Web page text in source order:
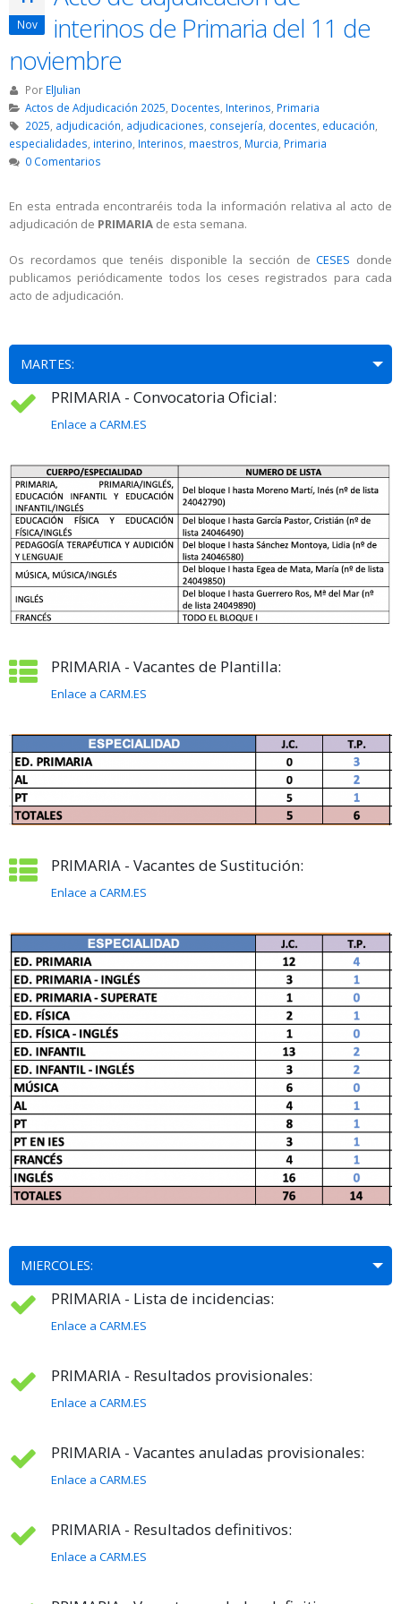
Nov
interinos de Primaria del 11 de
noviembre
Por ElJulian
Actos de Adjudicación 2025 Docentes Interinos Primaria
2025, adjudicación, adjudicaciones, consejería, docentes, educación,
especialidades, interino, Interinos, maestros, Murcia, Primaria
0 Comentarios
En esta entrada encontraréis toda la información relativa al acto de
adjudicación de PRIMARIA de esta semana.
Os recordamos que tenéis disponible la sección deCESES donde
publicamos periódicamente todos los ceses registrados para cada
acto de adjudicación.
MARTES:
PRIMARIA - Convocatoria Oficial:
Enlace a CARM.ES
PRIMARIA - Vacantes de Plantilla:
Enlace a CARM.ES
PRIMARIA - Vacantes de Sustitución:
Enlace a CARM.ES
MIERCOLES:
PRIMARIA - Lista de incidencias:
Enlace a CARM.ES
PRIMARIA - Resultados provisionales:
Enlace a CARM.ES
PRIMARIA - Vacantes anuladas provisionales:
Enlace a CARM.ES
PRIMARIA - Resultados definitivos:
Enlace a CARM.ES